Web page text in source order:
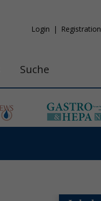
Login Registration
Suche